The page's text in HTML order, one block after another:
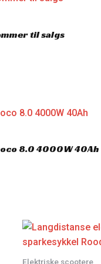
til salgs
8.0 4000W 40Ah
Elektriske scootere